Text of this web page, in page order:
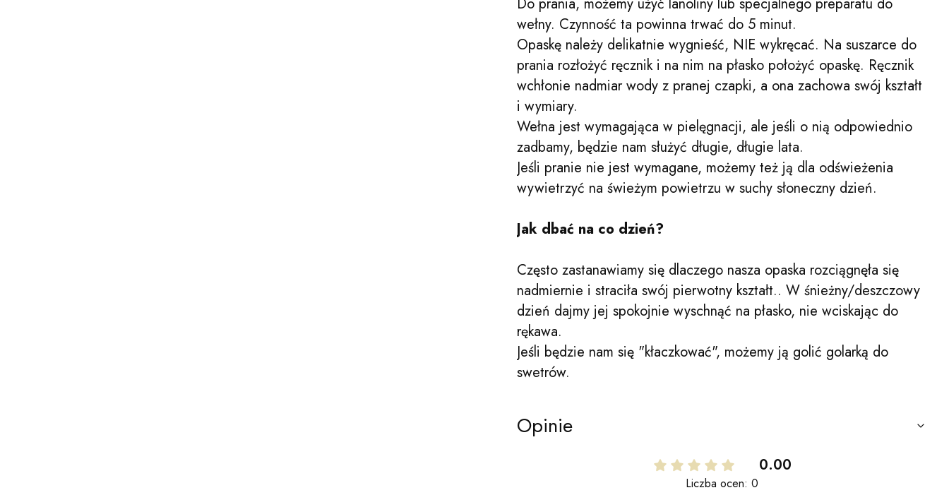
wełny. Czynność ta powinna trwać do 5 minut.
Opaskę należy delikatnie wygnieść, NIE wykręcać. Na suszarce do
prania rozłożyć ręcznik i na nim na płasko położyć opaskę. Ręcznik
wchłonie nadmiar wody z pranej czapki, a ona zachowa swój kształt
i wymiary.
Wełna jest wymagająca w pielęgnacji, ale jeśli o nią odpowiednio
zadbamy, będzie nam służyć długie, długie lata.
Jeśli pranie nie jest wymagane, możemy też ją dla odświeżenia
wywietrzyć na świeżym powietrzu w suchy słoneczny dzień.
Jak dbać na co dzień?
Często zastanawiamy się dlaczego nasza opaska rozciągnęła się
nadmiernie i straciła swój pierwotny kształt.. W śnieżny/deszczowy
dzień dajmy jej spokojnie wyschnąć na płasko, nie wciskając do
rękawa.
Jeśli będzie nam się "kłaczkować", możemy ją golić golarką do
swetrów.
Opinie
0.00
Liczba ocen: 0